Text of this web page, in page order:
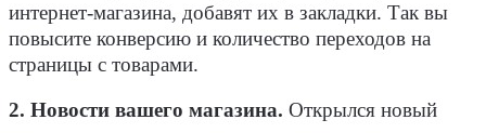
интернет-магазина, добавят их в закладки. Так вы
повысите конверсию и количество переходов на
страницы с товарами.
2. Новости вашего магазина. Открылся новый